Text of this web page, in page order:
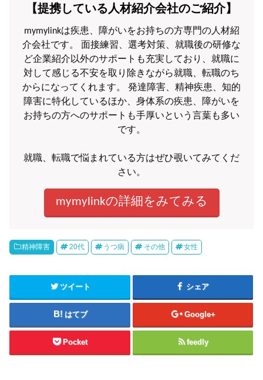
【提携している人材紹介会社のご紹介】
mymylinkは疾患、障がいをお持ちの方専門の人材紹
介会社です。 面接練習、選考対策、就職後の研修な
ど企業紹介以外のサポートも充実しており、就職に
対して感じる不安を取り除きながら就職、転職のち
からになってくれます。 発達障害、精神疾患、知的
障害に特化しているほか、身体系の疾患、障がいを
お持ちの方へのサポートも手厚いという言葉も多い
です。
就職、転職で悩まれている方はぜひ覗いてみてくだ
さい。
mymylinkの詳細をみてみる
精神障害 20代 うつ病 その他 女性
ツイート シェア
はてブ Google+
Pocket feedly